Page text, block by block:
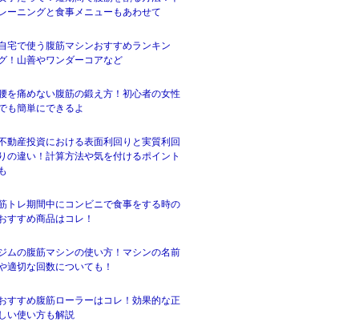
ーニングと食事メニューもあわせて
宅で使う腹筋マシンおすすめランキン
！山善やワンダーコアなど
を痛めない腹筋の鍛え方！初心者の女性
も簡単にできるよ
動産投資における表面利回りと実質利回
の違い！計算方法や気を付けるポイント
トレ期間中にコンビニで食事をする時の
すすめ商品はコレ！
ムの腹筋マシンの使い方！マシンの名前
適切な回数についても！
すすめ腹筋ローラーはコレ！効果的な正
い使い方も解説